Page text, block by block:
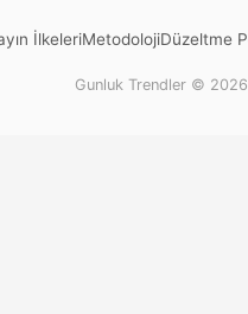
İlkeleriMetodolojiDüzeltme
Gunluk Trendler © 2026